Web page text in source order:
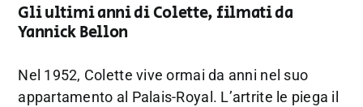
Gli ultimi anni di Colette, filmati da
Yannick Bellon
Nel 1952, Colette vive ormai da anni nel suo
appartamento al Palais-Royal. L’artrite le piega il